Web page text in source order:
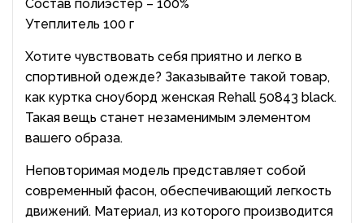
Состав полиэстер – 100%
Утеплитель 100 г
Хотите чувствовать себя приятно и легко в
спортивной одежде? Заказывайте такой товар,
как куртка сноуборд женская Rehall 50843 black.
Такая вещь станет незаменимым элементом
вашего образа.
Неповторимая модель представляет собой
современный фасон, обеспечивающий легкость
движений. Материал, из которого производится